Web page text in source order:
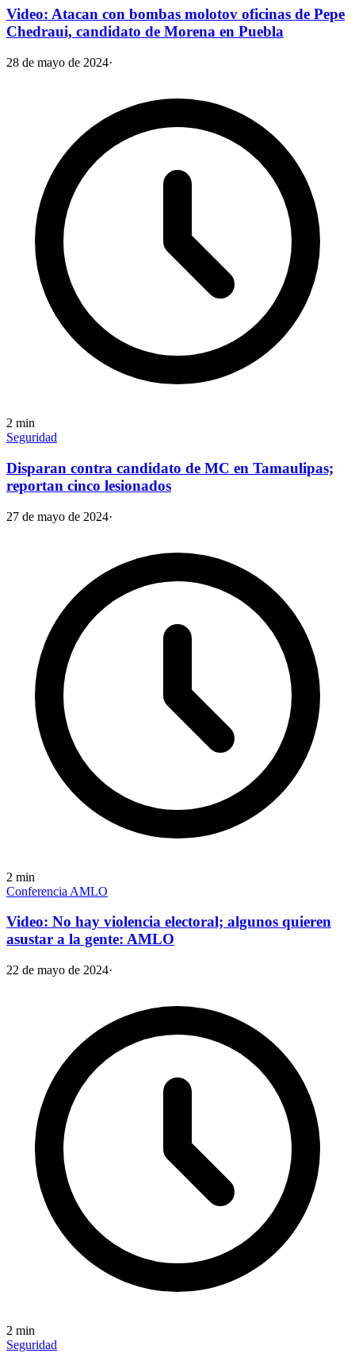
Video: Atacan con bombas molotov oficinas de Pepe
Chedraui, candidato de Morena en Puebla
28 de mayo de 2024·
2 min
Seguridad
Disparan contra candidato de MC en Tamaulipas;
reportan cinco lesionados
27 de mayo de 2024·
2 min
Conferencia AMLO
Video: No hay violencia electoral; algunos quieren
asustar a la gente: AMLO
22 de mayo de 2024·
2 min
Seguridad